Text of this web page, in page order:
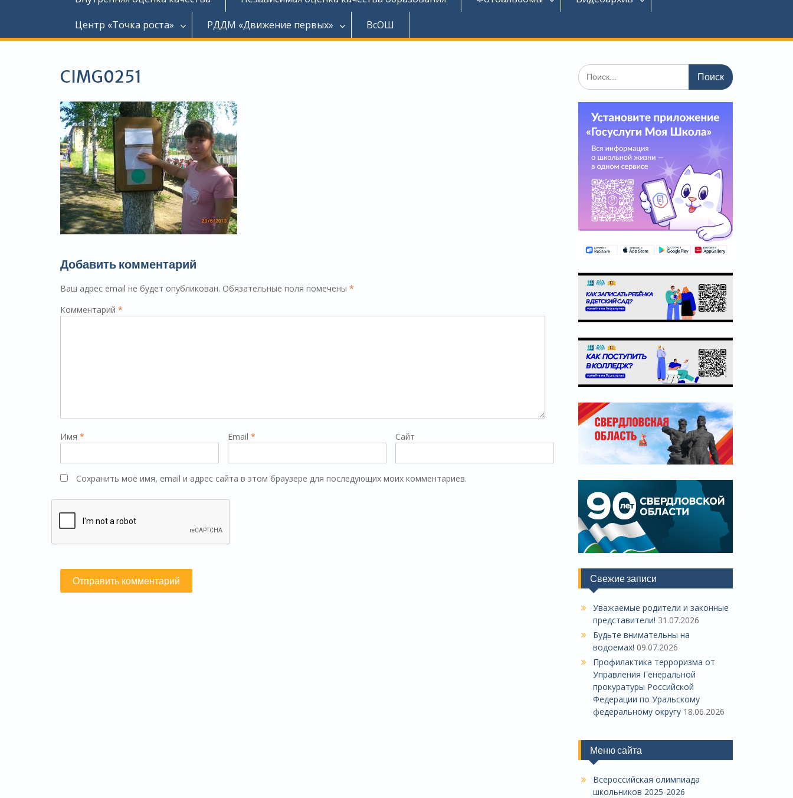
Центр «Точка роста»
РДДМ «Движение первых» ВсОШ
CIMG0251
Добавить комментарий
Ваш адрес email не будет опубликован. Обязательные поля помечены *
Комментарий *
Имя * Email * Сайт
Сохранить моё имя, email и адрес сайта в этом браузере для последующих моих комментариев.
Поиск
по:
Свежие записи
Уважаемые родители и законные
представители! 31.07.2026
Будьте внимательны на
водоемах! 09.07.2026
Профилактика терроризма от
Управления Генеральной
прокуратуры Российской
Федерации по Уральскому
федеральному округу 18.06.2026
Меню сайта
Всероссийская олимпиада
школьников 2025-2026